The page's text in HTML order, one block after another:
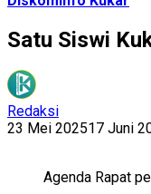
Satu Siswi
Redaksi
23 Mei 202517 Juni
Agenda Rapat